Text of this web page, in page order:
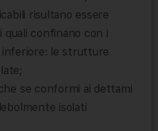
risultano essere
quali confinano con i
inferiore: le strutture
se conformi ai dettami
isolati